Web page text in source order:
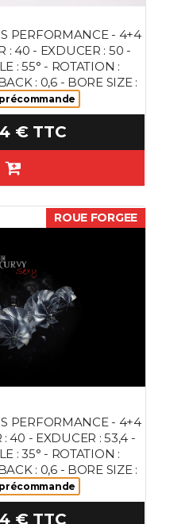
PERFORMANCE - 4+4
: 40 - EXDUCER : 50 -
: 55° - ROTATION :
: 0,6 - BORE SIZE :
€ TTC
ROUE FORGEE
PERFORMANCE - 4+4
40 - EXDUCER : 53,4 -
: 35° - ROTATION :
: 0,6 - BORE SIZE :
€ TTC